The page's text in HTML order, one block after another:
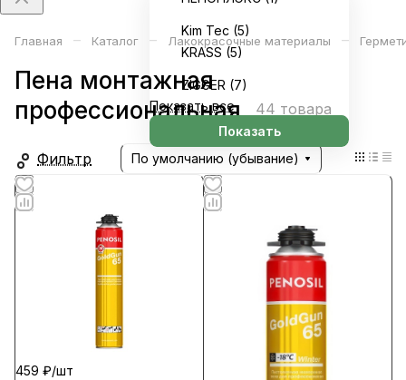
Kim Tec (5)
KRASS (5)
ZIGGER (7)
Показать все
Показать
Главная – Каталог – Лакокрасочные материалы –
Пена монтажная
профессиональная
44 товара
Фильтр По умолчанию (убывание)
459 ₽/шт